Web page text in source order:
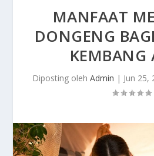
MANFAAT
DONGENG
KEMBANG
Diposting oleh Admin | Jun 25,